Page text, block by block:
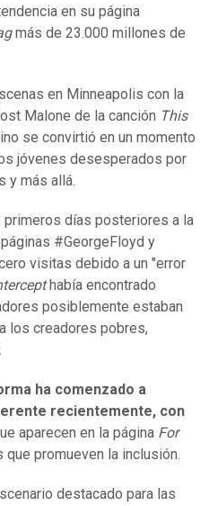
en su página
más de 23.000 millones de
en Minneapolis con la
Malone de la canción This
se convirtió en un momento
jóvenes desesperados por
y más allá.
primeros días posteriores a la
#GeorgeFloyd y
visitas debido a un "error
había encontrado
posiblemente estaban
los creadores pobres,
ha comenzado a
recientemente, con
aparecen en la página For
promueven la inclusión.
destacado para las